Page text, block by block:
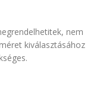
nem
kiválasztásához